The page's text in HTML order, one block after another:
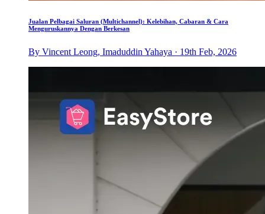
Jualan Pelbagai Saluran (Multichannel): Kelebihan, Cabaran & Cara
Menguruskannya Dengan Berkesan
By Vincent Leong, Imaduddin Yahaya · 19th Feb, 2026